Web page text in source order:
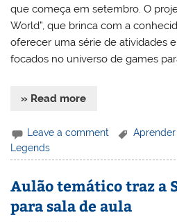
que começa em setembro. O
World”, que brinca com a
oferecer uma série de atividades
focados no universo de games
» Read more
Leave a comment
Legends
Aulão temático traz a
para sala de aula